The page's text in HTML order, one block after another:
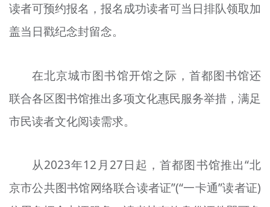
读者可预约报名，报名成功读者可当日排队领取加
盖当日戳纪念封留念。
在北京城市图书馆开馆之际，首都图书馆还
联合各区图书馆推出多项文化惠民服务举措，满足
市民读者文化阅读需求。
从2023年12月27日起，首都图书馆推出“北
京市公共图书馆网络联合读者证”(“一卡通”读者证)